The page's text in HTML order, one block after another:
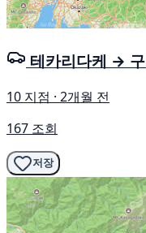
테카리다케 →
10 지점 · 2개월 전
167 조회
저장